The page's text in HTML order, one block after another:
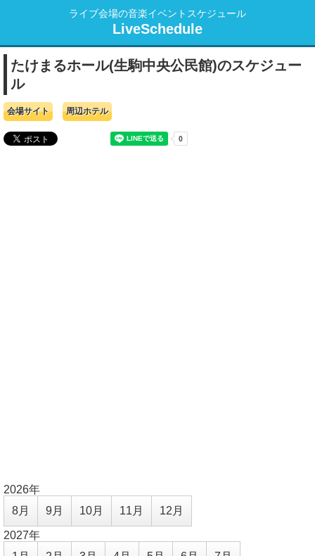
ライブ会場の音楽イベントスケジュール
LiveSchedule
たけまるホール(生駒中央公民館)のスケジュー
ル
会場サイト 周辺ホテル
2026年
8月
9月 10月 11月 12月
2027年